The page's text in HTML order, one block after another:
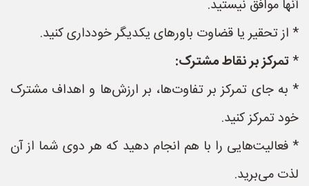
آنها موافق نیستید.
* از تحقیر یا قضاوت باورهای یکدیگر خودداری کنید.
*تمرکز بر نقاط مشترک:
* به جای تمرکز بر تفاوت‌ها، بر ارزش‌ها و اهداف مشترک
خود تمرکز کنید.
* فعالیت‌هایی را با هم انجام دهید که هر دوی شما از آن
لذت می‌برید.